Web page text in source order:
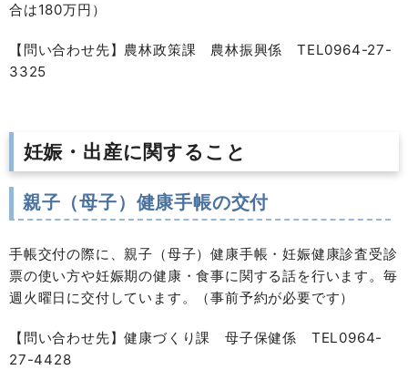
合は180万円）
【問い合わせ先】農林政策課 農林振興係 TEL0964-27-
3325
妊娠・出産に関すること
親子（母子）健康手帳の交付
手帳交付の際に、親子（母子）健康手帳・妊娠健康診査受診
票の使い方や妊娠期の健康・食事に関する話を行います。毎
週火曜日に交付しています。（事前予約が必要です）
【問い合わせ先】健康づくり課 母子保健係 TEL0964-
27-4428